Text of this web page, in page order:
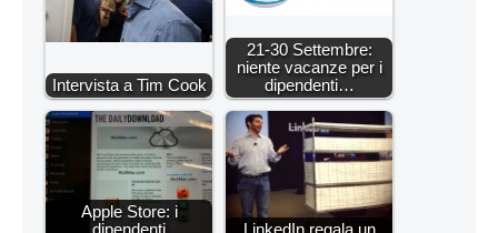
Intervista a Tim Cook
21-30 Settembre:
niente vacanze per i
dipendenti…
Apple Store: i
dipendenti
LinkedIn regala un